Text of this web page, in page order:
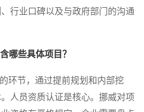
行业口碑以及与政府部门的沟通
哪些具体项目？
节，通过提前规划和内部挖
人员资质认证是核心。挪威对项